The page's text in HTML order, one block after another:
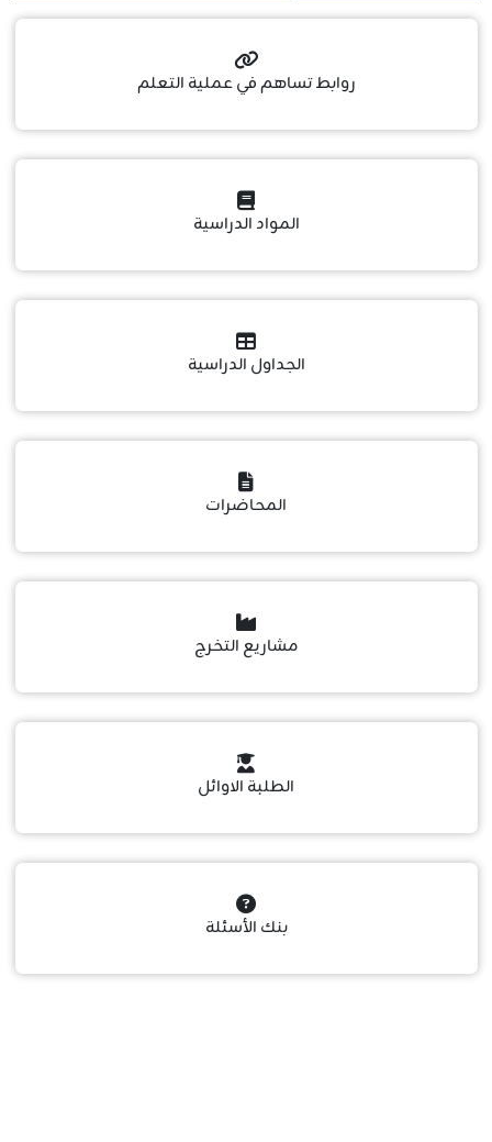
روابط تساهم في عملية التعلم
المواد الدراسية
الجداول الدراسية
المحاضرات
مشاريع التخرج
الطلبة الاوائل
بنك الأسئلة